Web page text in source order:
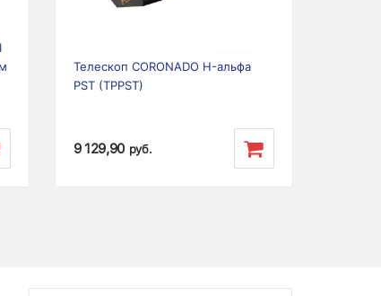
Телескоп CORONADO H-альфа
PST (TPPST)
9 129,90 руб.